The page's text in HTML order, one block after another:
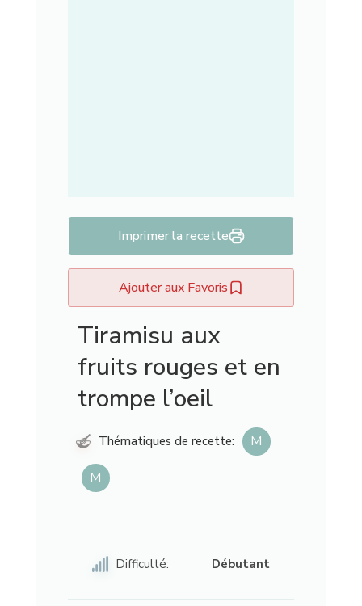
Imprimer la recette
Ajouter aux Favoris
Tiramisu aux
fruits rouges et en
trompe l’oeil
Thématiques de recette: M
M
Difficulté: Débutant